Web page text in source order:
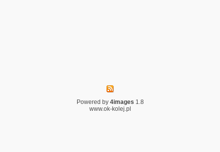
Powered by 4images 1.8
www.ok-kolej.pl